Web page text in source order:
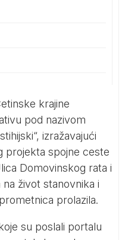
krajine
pod nazivom
izražavajući
projekta spojne ceste
Domovinskog rata i
život stanovnika i
prolazila.
su poslali portalu